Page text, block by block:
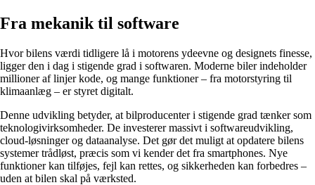
Fra mekanik til software
Hvor bilens værdi tidligere lå i motorens ydeevne og designets finesse,
ligger den i dag i stigende grad i softwaren. Moderne biler indeholder
millioner af linjer kode, og mange funktioner – fra motorstyring til
klimaanlæg – er styret digitalt.
Denne udvikling betyder, at bilproducenter i stigende grad tænker som
teknologivirksomheder. De investerer massivt i softwareudvikling,
cloud-løsninger og dataanalyse. Det gør det muligt at opdatere bilens
systemer trådløst, præcis som vi kender det fra smartphones. Nye
funktioner kan tilføjes, fejl kan rettes, og sikkerheden kan forbedres –
uden at bilen skal på værksted.